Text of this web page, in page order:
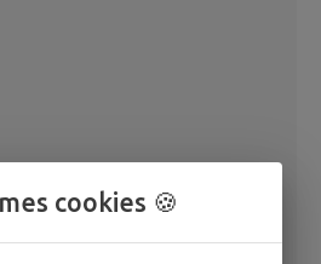
cookies 🍪